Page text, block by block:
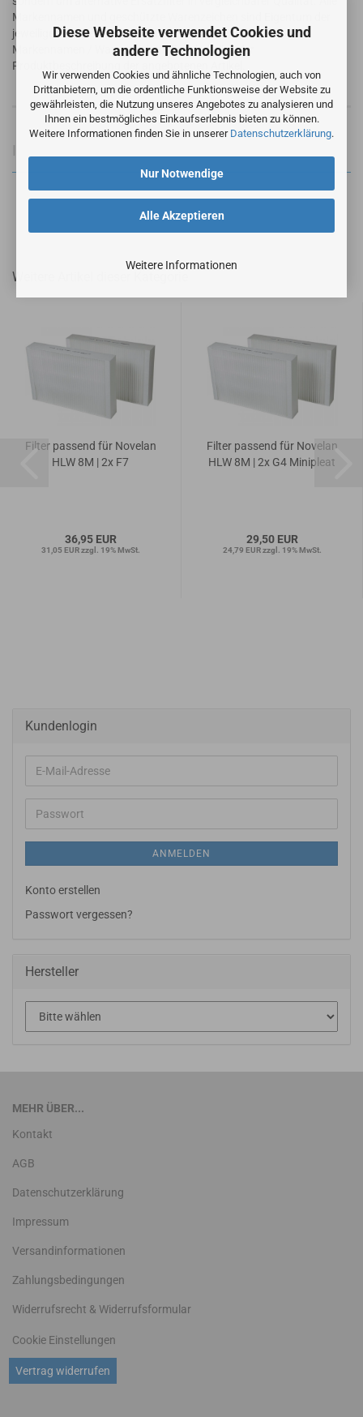
Diese Webseite verwendet Cookies und
andere Technologien
Wir verwenden Cookies und ähnliche Technologien, auch von
Drittanbietern, um die ordentliche Funktionsweise der Website zu
gewährleisten, die Nutzung unseres Angebotes zu analysieren und
Ihnen ein bestmögliches Einkaufserlebnis bieten zu können.
Weitere Informationen finden Sie in unserer Datenschutzerklärung.
Alle Akzeptieren
Nur Notwendige
Weitere Informationen
Markennamen und geschützte Warenzeichen sind Eigentum der
jeweiligen Markennameninhaber. Die Verwendung der
Markennamen / Warenzeichen dient lediglich der
Produktbeschreibung der angebotenen Artikel.
Informationen zur Produktsicherheit
Weitere Artikel dieser Kategorie
Filter passend für Novelan
HLW 8M | 2x F7
36,95 EUR
31,05 EUR zzgl. 19% MwSt.
Filter passend für Novelan
HLW 8M | 2x G4 Minipleat
29,50 EUR
24,79 EUR zzgl. 19% MwSt.
Kundenlogin
E-
Mail-
Adresse
Passwort
ANMELDEN
Konto erstellen
Passwort vergessen?
Hersteller
MEHR ÜBER...
Kontakt
AGB
Datenschutzerklärung
Impressum
Versandinformationen
Zahlungsbedingungen
Widerrufsrecht & Widerrufsformular
Vertrag widerrufen
Cookie Einstellungen